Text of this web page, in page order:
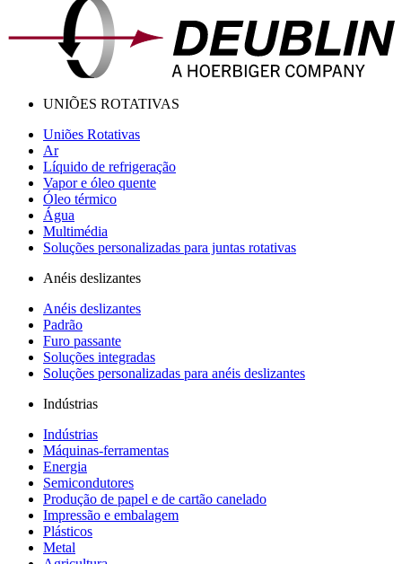
UNIÕES ROTATIVAS
Uniões Rotativas
Ar
Líquido de refrigeração
Vapor e óleo quente
Óleo térmico
Água
Multimédia
Soluções personalizadas para juntas rotativas
Anéis deslizantes
Anéis deslizantes
Padrão
Furo passante
Soluções integradas
Soluções personalizadas para anéis deslizantes
Indústrias
Indústrias
Máquinas-ferramentas
Energia
Semicondutores
Produção de papel e de cartão canelado
Impressão e embalagem
Plásticos
Metal